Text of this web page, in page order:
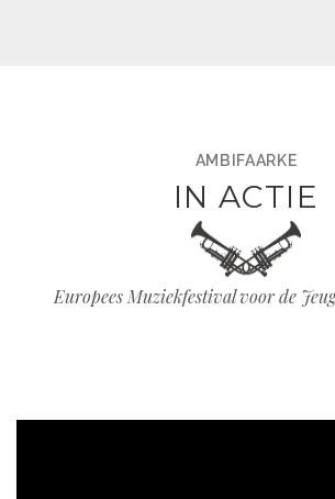
AMBIFAARKE
IN ACTIE
Europees Muziekfestival voor de